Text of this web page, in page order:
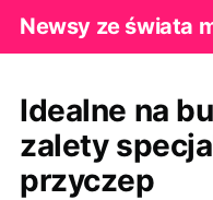
Newsy ze świata
Idealne na
zalety
przyczep